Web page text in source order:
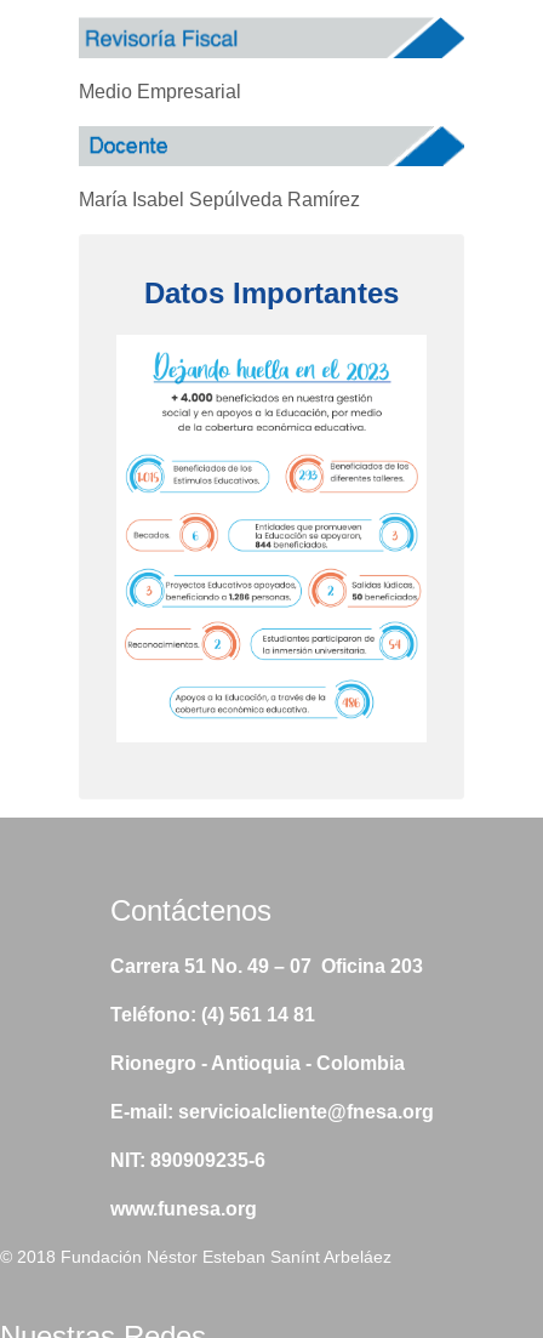
Medio Empresarial
María Isabel Sepúlveda Ramírez
Datos Importantes
Contáctenos
Carrera 51 No. 49 – 07 Oficina 203
Teléfono: (4) 561 14 81
Rionegro - Antioquia - Colombia
E-mail: servicioalcliente@fnesa.org
NIT: 890909235-6
www.funesa.org
© 2018 Fundación Néstor Esteban Sanínt Arbeláez